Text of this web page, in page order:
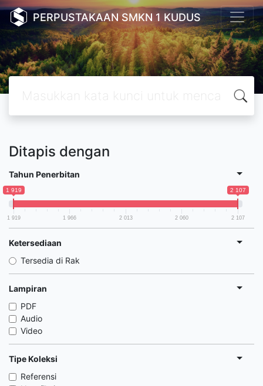
PERPUSTAKAAN SMKN 1 KUDUS
Ditapis dengan
Tahun Penerbitan
1 919 2 107
1 919 1 966 2 013 2 060 2 107
Ketersediaan
Tersedia di Rak
Lampiran
PDF
Audio
Video
Tipe Koleksi
Referensi